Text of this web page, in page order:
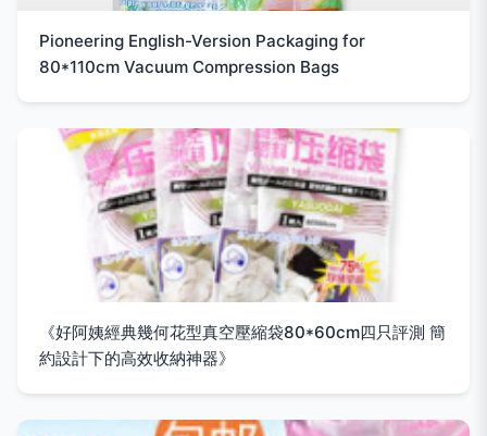
Pioneering English-Version Packaging for
80*110cm Vacuum Compression Bags
《好阿姨經典幾何花型真空壓縮袋80*60cm四只評測 簡
約設計下的高效收納神器》